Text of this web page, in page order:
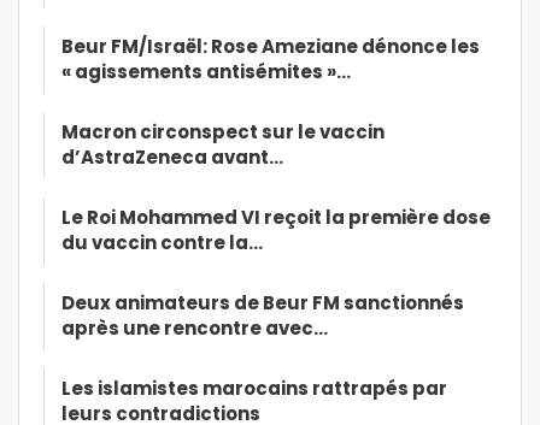
Beur FM/Israël: Rose Ameziane dénonce les
« agissements antisémites »…
Macron circonspect sur le vaccin
d’AstraZeneca avant…
Le Roi Mohammed VI reçoit la première dose
du vaccin contre la…
Deux animateurs de Beur FM sanctionnés
après une rencontre avec…
Les islamistes marocains rattrapés par
leurs contradictions